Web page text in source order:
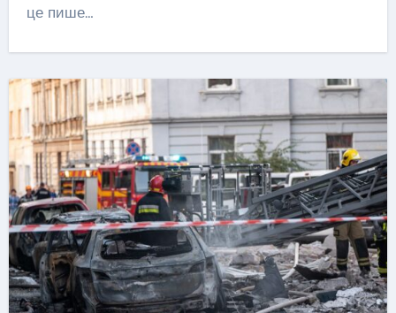
це пише…